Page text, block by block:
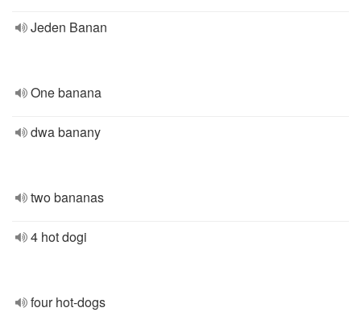
Jeden Banan
One banana
dwa banany
two bananas
4 hot dogi
four hot-dogs